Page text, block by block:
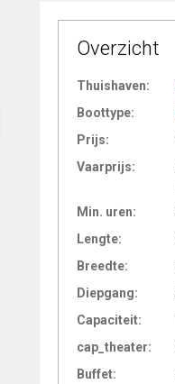
Overzicht
Thuishaven:
Boottype:
Prijs:
Vaarprijs:
Min. uren:
Lengte:
Breedte:
Diepgang:
Capaciteit:
cap_theater:
Buffet: